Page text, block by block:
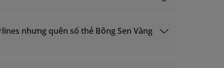
Kim, Vàng);
nhưng quên số thẻ Bông Sen Vàng